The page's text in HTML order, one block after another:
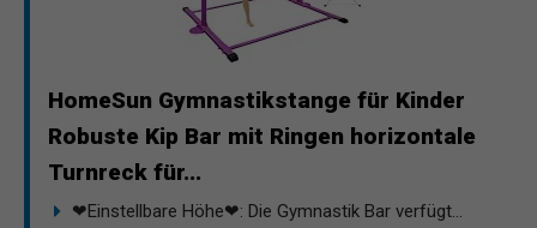
HomeSun Gymnastikstange für Kinder
Robuste Kip Bar mit Ringen horizontale
Turnreck für...
❤Einstellbare Höhe❤: Die Gymnastik Bar verfügt...